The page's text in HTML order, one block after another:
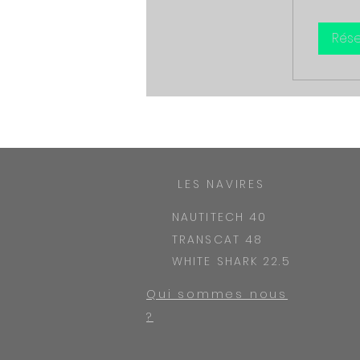
LES NAVIRES
NAUTITECH 40
TRANSCAT 48
WHITE SHARK 22.5
Qui sommes nous
?